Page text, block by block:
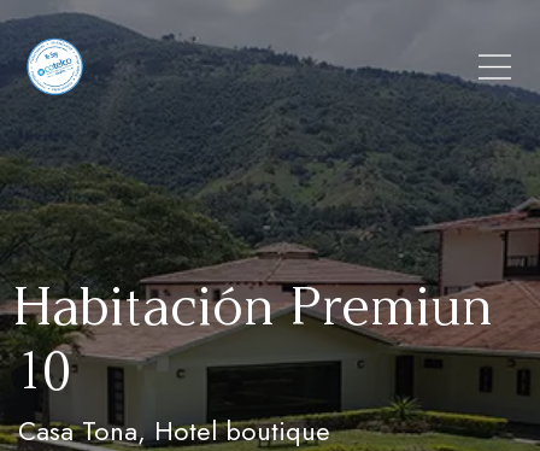
Habitación Premiun
10
Casa Tona, Hotel boutique